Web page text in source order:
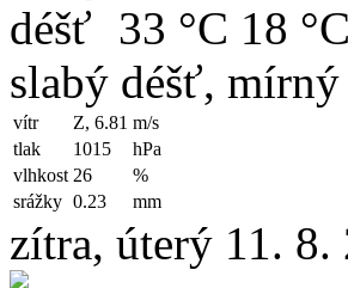
33 °C 18 °C
slabý déšť,
vítr Z, 6.81 m/s
tlak
1015
hPa
vlhkost 26
%
srážky 0.23 mm
zítra, úterý 11. 8.